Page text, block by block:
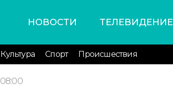
НОВОСТИ ТЕЛЕВИДЕНИЕ
Культура Спорт Происшествия
08:00